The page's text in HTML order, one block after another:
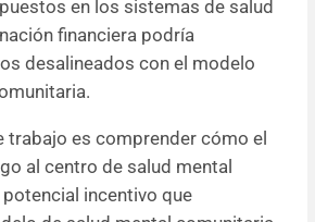
en los sistemas de salud
financiera podría
desalineados con el modelo
trabajo es comprender cómo el
al centro de salud mental
incentivo que